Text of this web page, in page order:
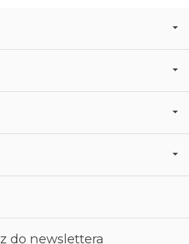
do newslettera